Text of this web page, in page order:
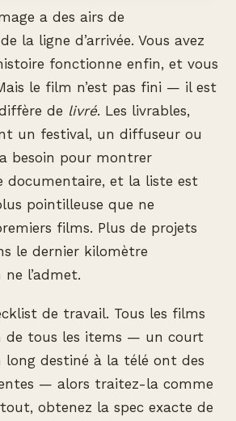
a des airs de
la ligne d’arrivée. Vous avez
fonctionne enfin, et vous
le film n’est pas fini — il est
de livré. Les livrables,
un festival, un diffuseur ou
besoin pour montrer
documentaire, et la liste est
pointilleuse que ne
films. Plus de projets
le dernier kilomètre
ne l’admet.
de travail. Tous les films
de tous les items — un court
destiné à la télé ont des
— alors traitez-la comme
obtenez la spec exacte de